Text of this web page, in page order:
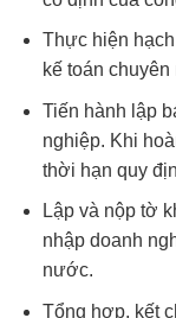
Thực hiện
kế toán
Tiến hành lập
nghiệp. Khi
thời hạn quy
Lập và nộp tờ
nhập doanh
nước.
Tổng hợp, kết